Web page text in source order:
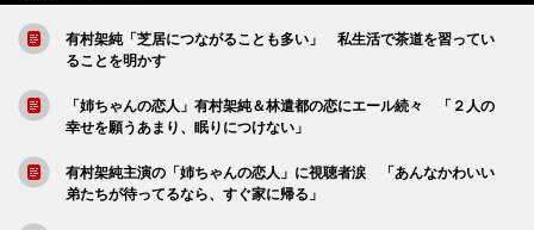
有村架純「芝居につながることも多い」 私生活で茶道を習ってい
ることを明かす
「姉ちゃんの恋人」有村架純＆林遣都の恋にエール続々 「２人の
幸せを願うあまり、眠りにつけない」
有村架純主演の「姉ちゃんの恋人」に視聴者涙 「あんなかわいい
弟たちが待ってるなら、すぐ家に帰る」